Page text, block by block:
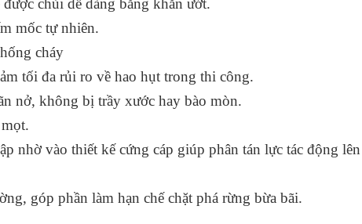
mốc tự nhiên.
cháy
tối đa rủi ro về hao hụt trong thi công.
nở, không bị trầy xước hay bào mòn.
nhờ vào thiết kế cứng cáp giúp phân tán lực tác động
góp phần làm hạn chế chặt phá rừng bừa bãi.